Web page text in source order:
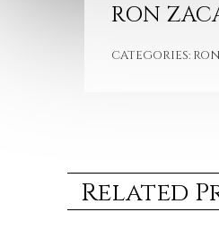
RON
CATEGORIES:
Related